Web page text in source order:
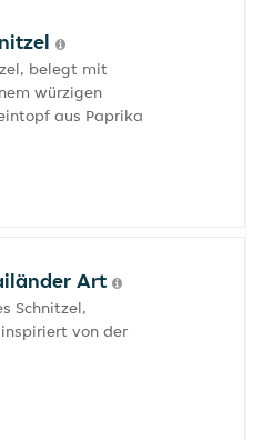
belegt mit
würzigen
aus Paprika
Art
Schnitzel,
von der